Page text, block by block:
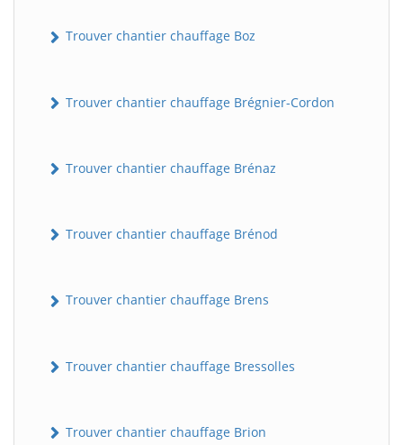
Trouver chantier chauffage Boz
Trouver chantier chauffage Brégnier-Cordon
Trouver chantier chauffage Brénaz
Trouver chantier chauffage Brénod
Trouver chantier chauffage Brens
Trouver chantier chauffage Bressolles
Trouver chantier chauffage Brion